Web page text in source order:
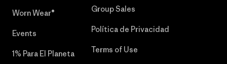
Worn Wear®
Events
1% Para El Planeta
Group Sales
Política de Privacidad
Terms of Use